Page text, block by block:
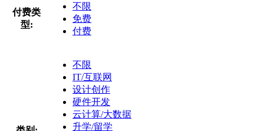
付费类
型:
不限
免费
付费
不限
IT/互联网
设计创作
硬件开发
云计算/大数据
升学/留学